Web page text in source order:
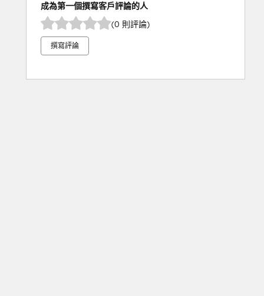
成為第一個撰寫客戶評論的人
(0 則評論)
撰寫評論